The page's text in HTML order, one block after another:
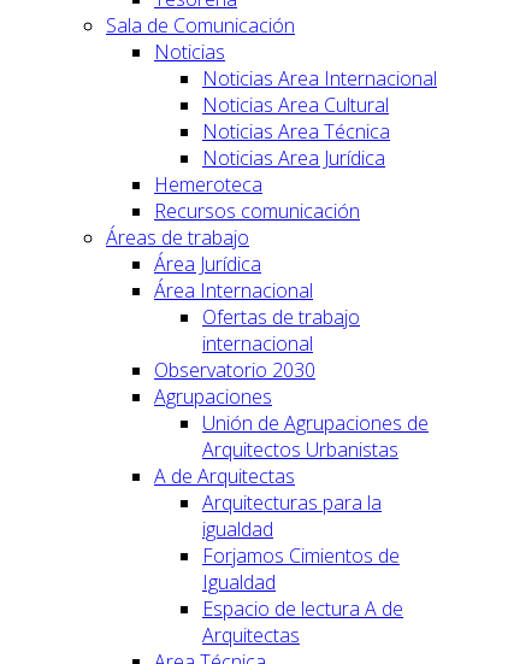
Sala de Comunicación
Noticias
Noticias Area Internacional
Noticias Area Cultural
Noticias Area Técnica
Noticias Area Jurídica
Hemeroteca
Recursos comunicación
Áreas de trabajo
Área Jurídica
Área Internacional
Ofertas de trabajo
internacional
Observatorio 2030
Agrupaciones
Unión de Agrupaciones de
Arquitectos Urbanistas
A de Arquitectas
Arquitecturas para la
igualdad
Forjamos Cimientos de
Igualdad
Espacio de lectura A de
Arquitectas